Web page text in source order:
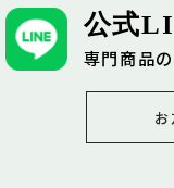
公式
専⾨商品